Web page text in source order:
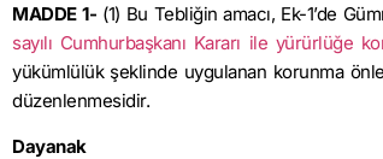
MADDE 1- (1) Bu Tebliğin amacı, Ek-1’de
sayılı Cumhurbaşkanı Kararı ile yürürlüğe
yükümlülük şeklinde uygulanan korunma
düzenlenmesidir.
Dayanak